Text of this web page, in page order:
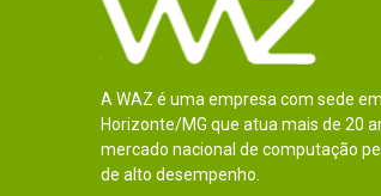
A WAZ é uma empresa com sede
Horizonte/MG que atua mais de 20
mercado nacional de computação
de alto desempenho.